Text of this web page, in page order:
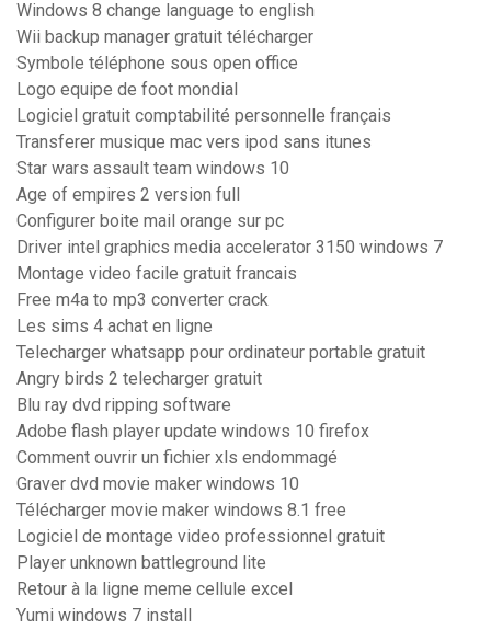
Windows 8 change language to english
Wii backup manager gratuit télécharger
Symbole téléphone sous open office
Logo equipe de foot mondial
Logiciel gratuit comptabilité personnelle français
Transferer musique mac vers ipod sans itunes
Star wars assault team windows 10
Age of empires 2 version full
Configurer boite mail orange sur pc
Driver intel graphics media accelerator 3150 windows 7
Montage video facile gratuit francais
Free m4a to mp3 converter crack
Les sims 4 achat en ligne
Telecharger whatsapp pour ordinateur portable gratuit
Angry birds 2 telecharger gratuit
Blu ray dvd ripping software
Adobe flash player update windows 10 firefox
Comment ouvrir un fichier xls endommagé
Graver dvd movie maker windows 10
Télécharger movie maker windows 8.1 free
Logiciel de montage video professionnel gratuit
Player unknown battleground lite
Retour à la ligne meme cellule excel
Yumi windows 7 install